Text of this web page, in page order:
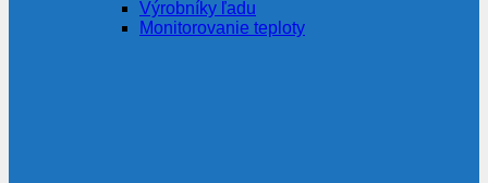
Výrobníky ľadu
Monitorovanie teploty